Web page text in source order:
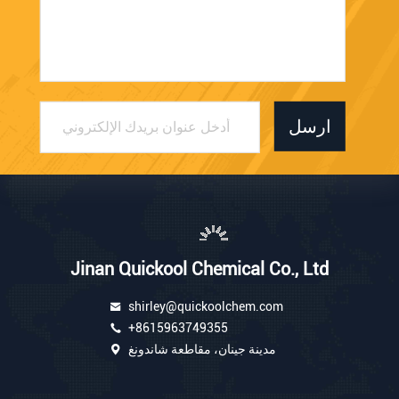
ارسل
Jinan Quickool Chemical Co., Ltd
shirley@quickoolchem.com
+8615963749355
مدينة جينان، مقاطعة شاندونغ